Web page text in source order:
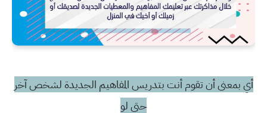
أي بمعنى أن تقوم أنت بتدريس المفاهيم الجديدة لشخص آخر
حتى لو